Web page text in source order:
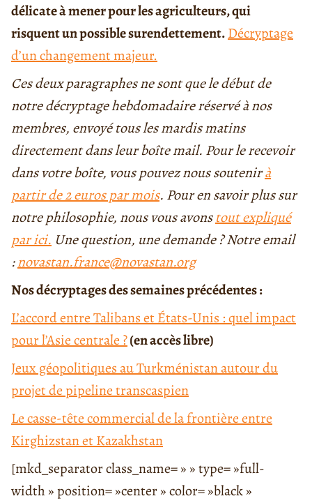
délicate à mener pour les agriculteurs, qui
risquent un possible surendettement.Décryptage
d’un changement majeur.
Ces deux paragraphes ne sont que le début de
notre décryptage hebdomadaire réservé à nos
membres, envoyé tous les mardis matins
directement dans leur boîte mail. Pour le recevoir
dans votre boîte, vous pouvez nous soutenirà
partir de 2 euros par mois. Pour en savoir plus sur
notre philosophie, nous vous avonstout expliqué
par ici. Une question, une demande ? Notre email
:novastan.france@novastan.org
Nos décryptages des semaines précédentes :
L’accord entre Talibans et États-Unis : quel impact
pour l’Asie centrale ?(en accès libre)
Jeux géopolitiques au Turkménistan autour du
projet de pipeline transcaspien
Le casse-tête commercial de la frontière entre
Kirghizstan et Kazakhstan
[mkd_separator class_name= » » type= »full-
width » position= »center » color= »black »